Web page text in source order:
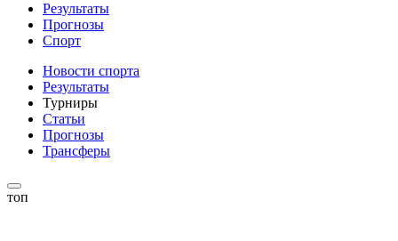
Результаты
Прогнозы
Спорт
Новости спорта
Результаты
Турниры
Статьи
Прогнозы
Трансферы
топ